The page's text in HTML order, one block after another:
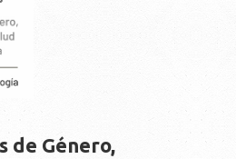
de Género,